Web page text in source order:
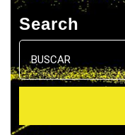
Search
Buscar: